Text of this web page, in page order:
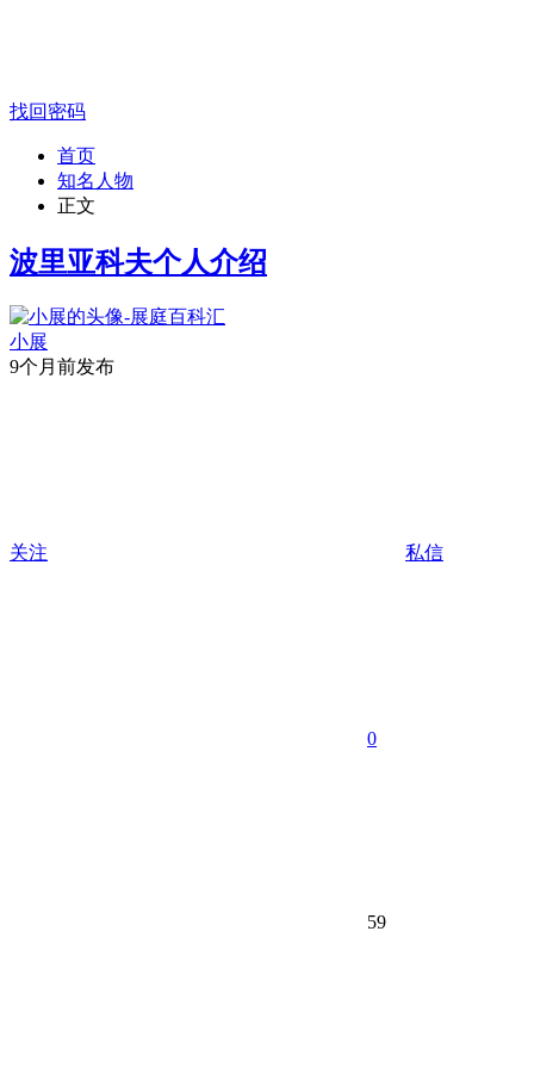
找回密码
首页
知名人物
正文
波里亚科夫个人介绍
小展
9个月前发布
关注 私信
0
59